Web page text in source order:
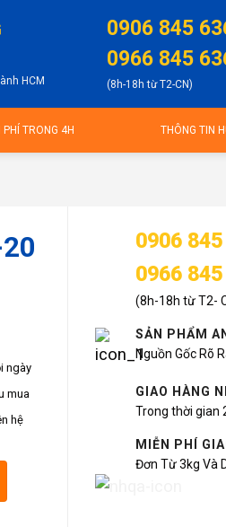
HCM
0906 845
0966 845
(8h-18h từ T2-CN)
TRONG 4H THÔNG TIN
0906
0966
(8h-18h từ T2-
SẢN PHẨM
Nguồn Gốc Rõ
GIAO HÀNG
Trong thời gian
MIỄN PHÍ
Đơn Từ 3kg Và
ngày
mua
hệ